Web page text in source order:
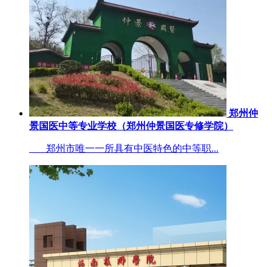
郑州仲
景国医中等专业学校（郑州仲景国医专修学院）
郑州市唯一一所具有中医特色的中等职...